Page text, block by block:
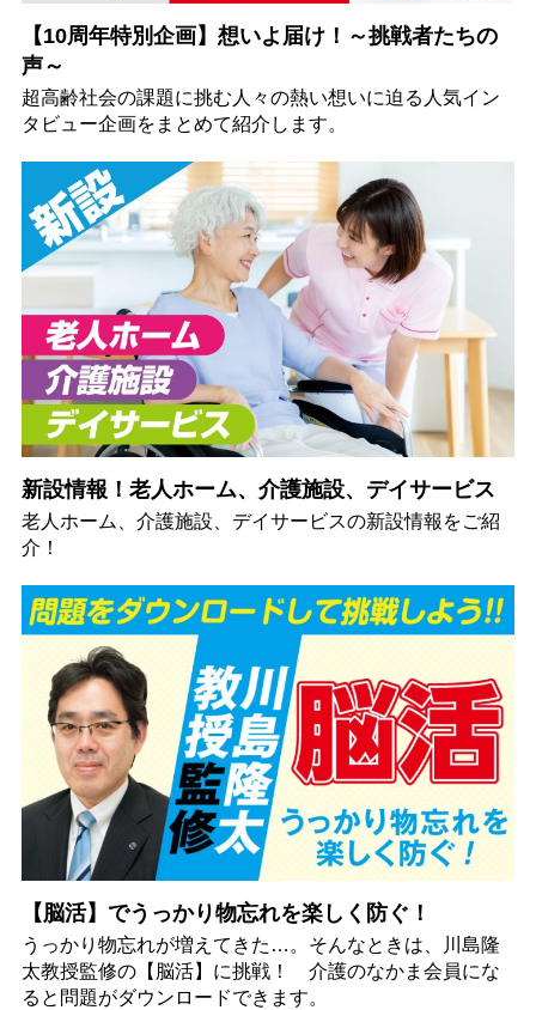
【10周年特別企画】想いよ届け！～挑戦者たちの
声～
超高齢社会の課題に挑む人々の熱い想いに迫る人気イン
タビュー企画をまとめて紹介します。
新設情報！老人ホーム、介護施設、デイサービス
老人ホーム、介護施設、デイサービスの新設情報をご紹
介！
【脳活】でうっかり物忘れを楽しく防ぐ！
うっかり物忘れが増えてきた…。そんなときは、川島隆
太教授監修の【脳活】に挑戦！ 介護のなかま会員にな
ると問題がダウンロードできます。